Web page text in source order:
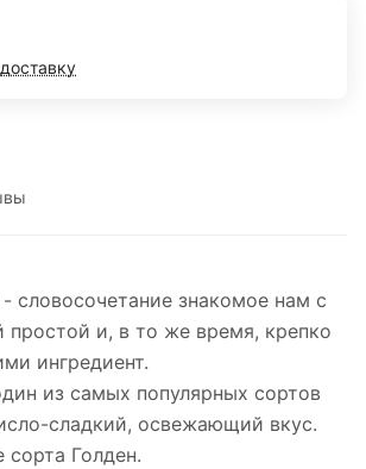
словосочетание знакомое нам с
простой и, в то же время, крепко
ингредиент.
из самых популярных сортов
сладкий, освежающий вкус.
сорта Голден.